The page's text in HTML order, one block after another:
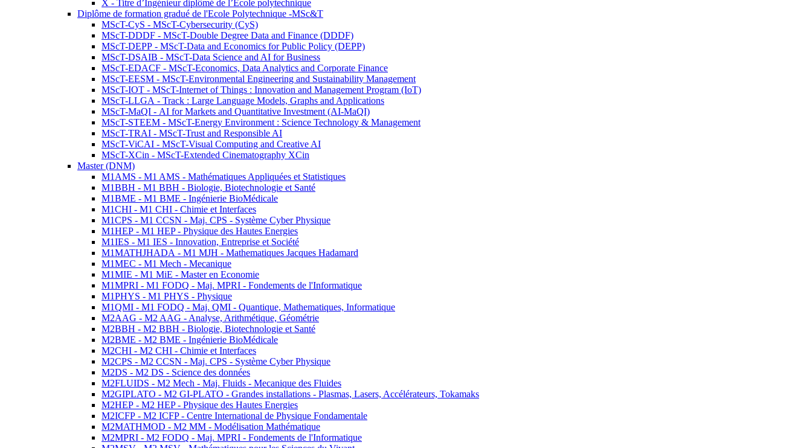
X - Titre d’Ingénieur diplômé de l’École polytechnique
Diplôme de formation gradué de l'Ecole Polytechnique -MSc&T
MScT-CyS - MScT-Cybersecurity (CyS)
MScT-DDDF - MScT-Double Degree Data and Finance (DDDF)
MScT-DEPP - MScT-Data and Economics for Public Policy (DEPP)
MScT-DSAIB - MScT-Data Science and AI for Business
MScT-EDACF - MScT-Economics, Data Analytics and Corporate Finance
MScT-EESM - MScT-Environmental Engineering and Sustainability Management
MScT-IOT - MScT-Internet of Things : Innovation and Management Program (IoT)
MScT-LLGA - Track : Large Language Models, Graphs and Applications
MScT-MaQI - AI for Markets and Quantitative Investment (AI-MaQI)
MScT-STEEM - MScT-Energy Environment : Science Technology & Management
MScT-TRAI - MScT-Trust and Responsible AI
MScT-ViCAI - MScT-Visual Computing and Creative AI
MScT-XCin - MScT-Extended Cinematography XCin
Master (DNM)
M1AMS - M1 AMS - Mathématiques Appliquées et Statistiques
M1BBH - M1 BBH - Biologie, Biotechnologie et Santé
M1BME - M1 BME - Ingénierie BioMédicale
M1CHI - M1 CHI - Chimie et Interfaces
M1CPS - M1 CCSN - Maj. CPS - Système Cyber Physique
M1HEP - M1 HEP - Physique des Hautes Energies
M1IES - M1 IES - Innovation, Entreprise et Société
M1MATHJHADA - M1 MJH - Mathematiques Jacques Hadamard
M1MEC - M1 Mech - Mecanique
M1MIE - M1 MiE - Master en Economie
M1MPRI - M1 FODQ - Maj. MPRI - Fondements de l'Informatique
M1PHYS - M1 PHYS - Physique
M1QMI - M1 FODQ - Maj. QMI - Quantique, Mathematiques, Informatique
M2AAG - M2 AAG - Analyse, Arithmétique, Géométrie
M2BBH - M2 BBH - Biologie, Biotechnologie et Santé
M2BME - M2 BME - Ingénierie BioMédicale
M2CHI - M2 CHI - Chimie et Interfaces
M2CPS - M2 CCSN - Maj. CPS - Système Cyber Physique
M2DS - M2 DS - Science des données
M2FLUIDS - M2 Mech - Maj. Fluids - Mecanique des Fluides
M2GIPLATO - M2 GI-PLATO - Grandes installations - Plasmas, Lasers, Accélérateurs, Tokamaks
M2HEP - M2 HEP - Physique des Hautes Energies
M2ICFP - M2 ICFP - Centre International de Physique Fondamentale
M2MATHMOD - M2 MM - Modélisation Mathématique
M2MPRI - M2 FODQ - Maj. MPRI - Fondements de l'Informatique